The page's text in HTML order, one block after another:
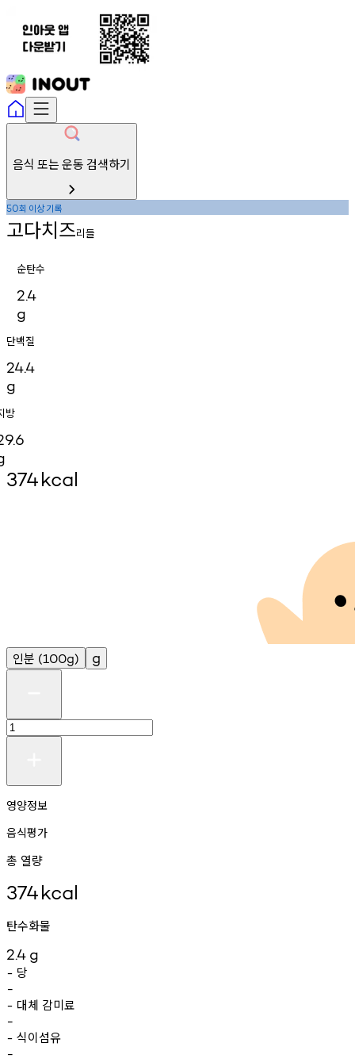
음식 또는 운동 검색하기
50회 이상기록
고다치즈리들
순탄수
2.4
g
단백질
24.4
g
방
374kcal
인분 (100g) g
영양정보
음식평가
총 열량
374kcal
탄수화물
2.4 g
- 당
-
- 대체 감미료
-
- 식이섬유
-